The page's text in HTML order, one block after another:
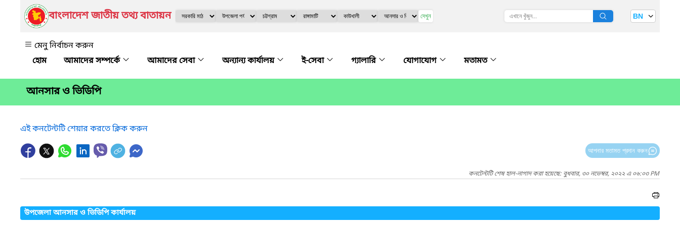
বাংলাদেশ জাতীয় তথ্য বাতায়ন দেখুন BN
মেনু নির্বাচন করুন
আমাদের সম্পর্কে
আমাদের সেবা অন্যান্য কার্যালয় ই-সেবা গ্যালারি যোগাযোগ মতামত
আনসার ও ভিডিপি
এই কনটেন্টটি শেয়ার করতে ক্লিক করুন
আপনার মতামত প্রদান করুন
কনটেন্টটি শেষ হাল-নাগাদ করা হয়েছে: বুধবার, ৩০ নভেম্বর, ২০২২ এ ০৬:০৩ PM
উপজেলা আনসার ও ভিডিপি কার্যালয়